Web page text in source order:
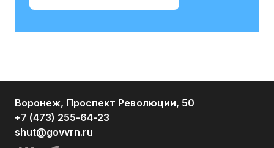
Воронеж, Проспект Революции, 50
+7 (473) 255-64-23
shut@govvrn.ru